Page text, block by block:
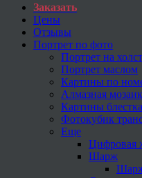
Заказать
Цены
Отзывы
Портрет по фото
Портрет на
Портрет маслом
Картины по
Алмазная
Картины
Фотокубик
Еще
Цифровая
Шарж
Шарж